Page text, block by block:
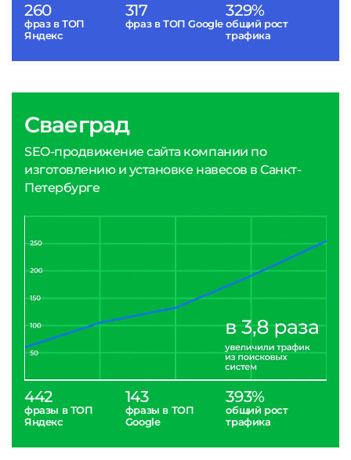
260
фраз в ТОП
Яндекс
317
фраз в ТОП Google
329%
общий рост
трафика
Сваеград
SEO-продвижение сайта компании по
изготовлению и установке навесов в Санкт-
Петербурге
442
фразы в ТОП
Яндекс
143
фразы в ТОП
Google
393%
общий рост
трафика